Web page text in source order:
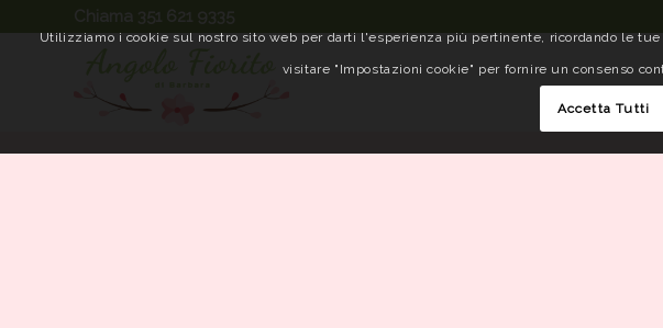
Chiama 351 621 9335
Utilizziamo i cookie sul nostro sito web per darti l'esperienza più pertinente, ricordando le
visitare "Impostazioni cookie" per fornire un consenso
Accetta Tutti